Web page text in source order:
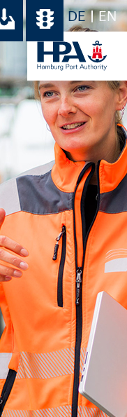
DE EN
Ihr Download-